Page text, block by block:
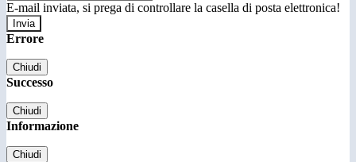
E-mail inviata, si prega di controllare la casella di posta elettronica!
Errore
Chiudi
Successo
Chiudi
Informazione
Chiudi